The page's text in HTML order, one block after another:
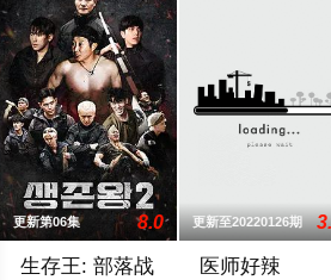
更新第06集 8.0
生存王: 部落战
更新至20220126期
医师好辣